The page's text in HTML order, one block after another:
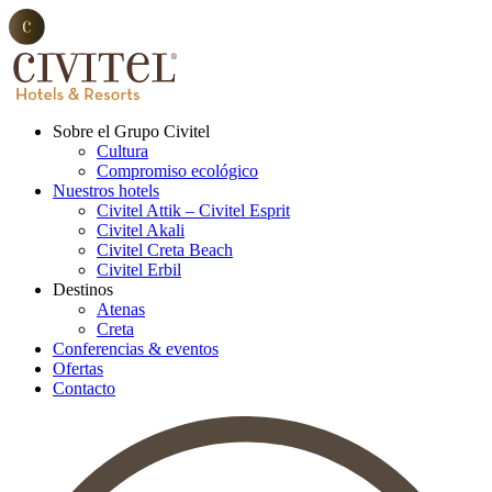
Sobre el Grupo Civitel
Cultura
Compromiso ecológico
Nuestros hotels
Civitel Attik – Civitel Esprit
Civitel Akali
Civitel Creta Beach
Civitel Erbil
Destinos
Atenas
Creta
Conferencias & eventos
Ofertas
Contacto